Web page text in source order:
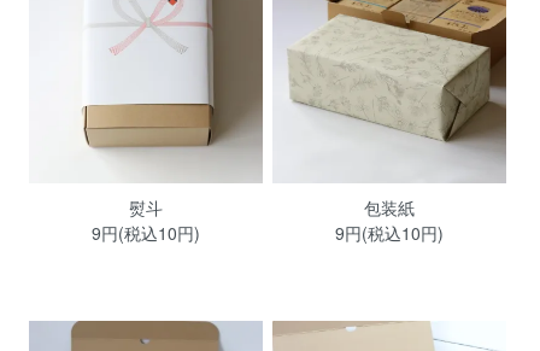
熨斗
9円(税込10円)
包装紙
9円(税込10円)